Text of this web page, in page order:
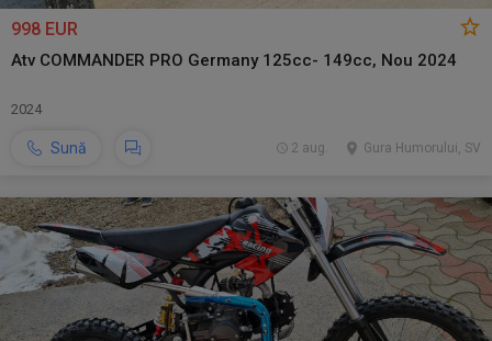
998 EUR
Atv COMMANDER PRO Germany 125cc- 149cc, Nou 2024
2024
Sună Gura Humorului, SV
2 aug.